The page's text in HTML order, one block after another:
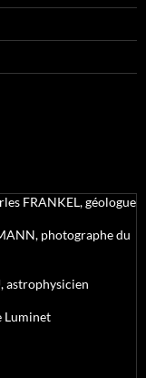
FRANKEL, géologue
photographe du
astrophysicien
Luminet